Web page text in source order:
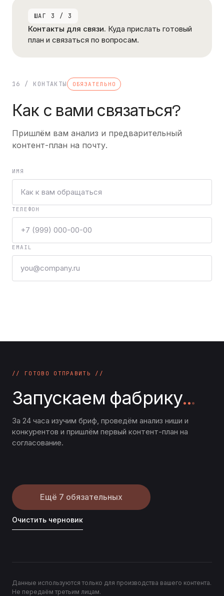
ШАГ 3 / 3
Контакты для связи. Куда прислать готовый
план и связаться по вопросам.
16 / КОНТАКТЫ ОБЯЗАТЕЛЬНО
Как с вами связаться?
Пришлём вам анализ и предварительный
контент-план на почту.
ИМЯ
ТЕЛЕФОН
EMAIL
// ГОТОВО ОТПРАВИТЬ //
Запускаем фабрику...
За 24 часа изучим бриф, проведём анализ ниши и
конкурентов и пришлём первый контент-план на
согласование.
Ещё 7 обязательных
Очистить черновик
Данные используются только для производства вашего контента.
Не передаём третьим лицам.